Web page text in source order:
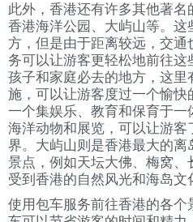
此外，香港还有许多其他著名
香港海洋公园、大屿山等。
方，但是由于距离较远，交通
务可以让游客更轻松地前往这
孩子和家庭必去的地方，这里
施，可以让游客度过一个愉
一个集娱乐、教育和保育于
海洋动物和展览，可以让游
界。大屿山则是香港最大的
景点，例如天坛大佛、梅窝
受到香港的自然风光和海岛文
使用包车服务前往香港的各